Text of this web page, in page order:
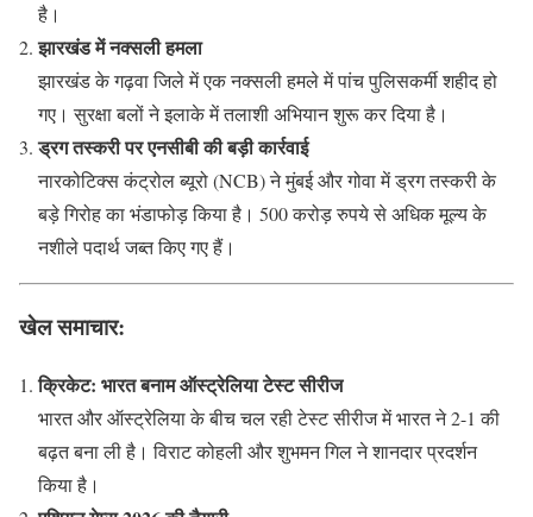
है।
झारखंड में नक्सली हमला
झारखंड के गढ़वा जिले में एक नक्सली हमले में पांच पुलिसकर्मी शहीद हो
गए। सुरक्षा बलों ने इलाके में तलाशी अभियान शुरू कर दिया है।
ड्रग तस्करी पर एनसीबी की बड़ी कार्रवाई
नारकोटिक्स कंट्रोल ब्यूरो (NCB) ने मुंबई और गोवा में ड्रग तस्करी के
बड़े गिरोह का भंडाफोड़ किया है। 500 करोड़ रुपये से अधिक मूल्य के
नशीले पदार्थ जब्त किए गए हैं।
खेल समाचार:
क्रिकेट: भारत बनाम ऑस्ट्रेलिया टेस्ट सीरीज
भारत और ऑस्ट्रेलिया के बीच चल रही टेस्ट सीरीज में भारत ने 2-1 की
बढ़त बना ली है। विराट कोहली और शुभमन गिल ने शानदार प्रदर्शन
किया है।